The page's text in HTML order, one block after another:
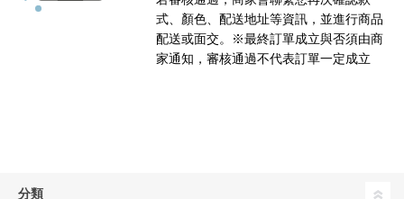
式、顏色、配送地址等資訊，並進行商品
配送或面交。※最終訂單成立與否須由商
家通知，審核通過不代表訂單一定成立
分類